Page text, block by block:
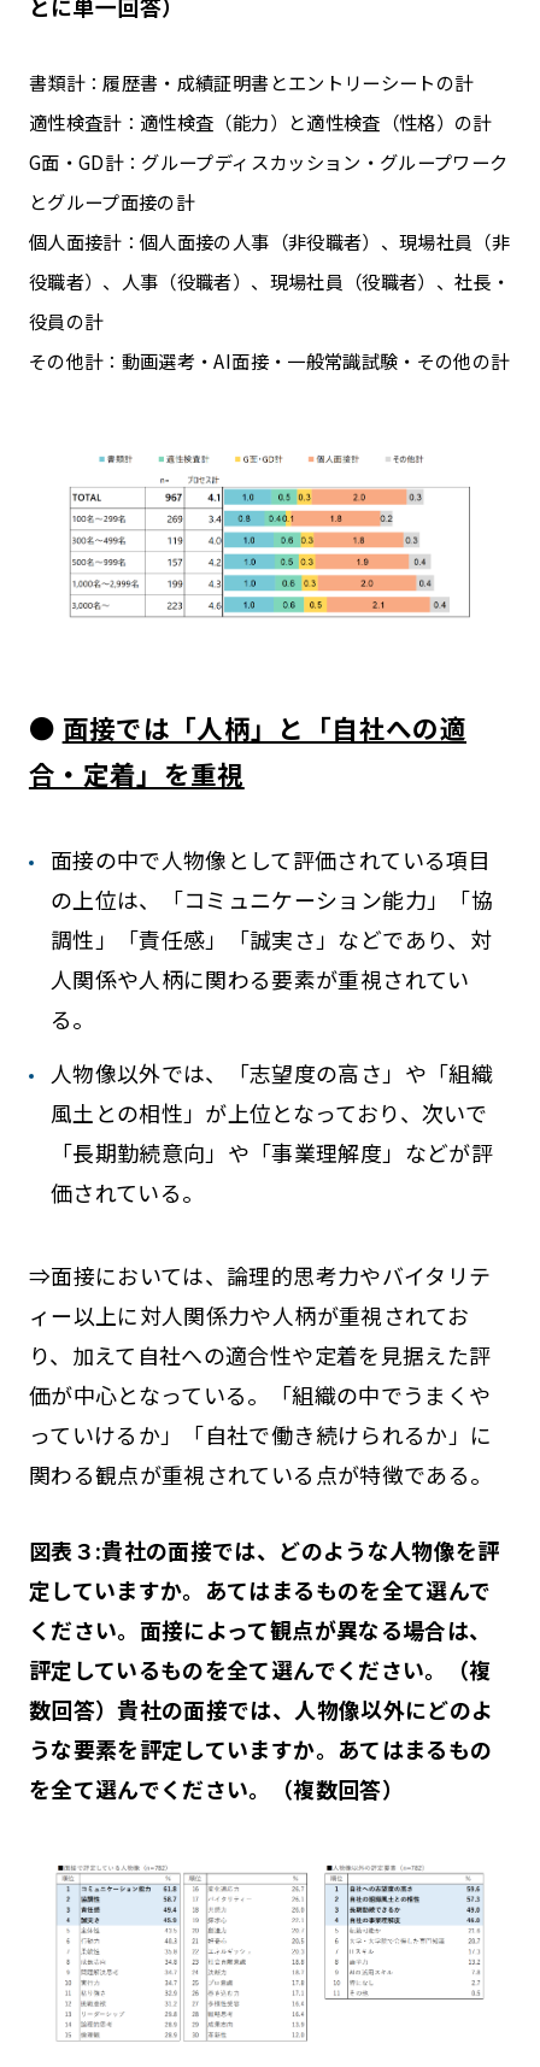
とに単一回答）
書類計：履歴書・成績証明書とエントリーシートの計
適性検査計：適性検査（能力）と適性検査（性格）の計
G面・GD計：グループディスカッション・グループワーク
とグループ面接の計
個人面接計：個人面接の人事（非役職者）、現場社員（非
役職者）、人事（役職者）、現場社員（役職者）、社長・
役員の計
その他計：動画選考・AI面接・一般常識試験・その他の計
● 面接では「人柄」と「自社への適
合・定着」を重視
面接の中で人物像として評価されている項目
の上位は、「コミュニケーション能力」「協
調性」「責任感」「誠実さ」などであり、対
人関係や人柄に関わる要素が重視されてい
る。
人物像以外では、「志望度の高さ」や「組織
風土との相性」が上位となっており、次いで
「長期勤続意向」や「事業理解度」などが評
価されている。
⇒面接においては、論理的思考力やバイタリテ
ィー以上に対人関係力や人柄が重視されてお
り、加えて自社への適合性や定着を見据えた評
価が中心となっている。「組織の中でうまくや
っていけるか」「自社で働き続けられるか」に
関わる観点が重視されている点が特徴である。
図表３:貴社の面接では、どのような人物像を評
定していますか。あてはまるものを全て選んで
ください。面接によって観点が異なる場合は、
評定しているものを全て選んでください。（複
数回答）貴社の面接では、人物像以外にどのよ
うな要素を評定していますか。あてはまるもの
を全て選んでください。（複数回答）